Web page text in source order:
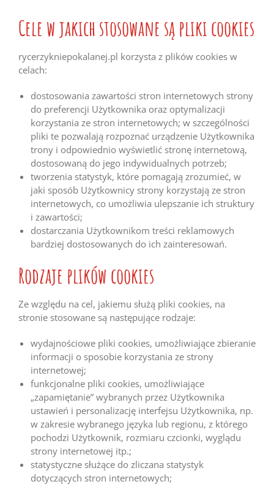
Cele w jakich stosowane są pliki cookies
rycerzykniepokalanej.pl korzysta z plików cookies w
celach:
dostosowania zawartości stron internetowych strony
do preferencji Użytkownika oraz optymalizacji
korzystania ze stron internetowych; w szczególności
pliki te pozwalają rozpoznać urządzenie Użytkownika
trony i odpowiednio wyświetlić stronę internetową,
dostosowaną do jego indywidualnych potrzeb;
tworzenia statystyk, które pomagają zrozumieć, w
jaki sposób Użytkownicy strony korzystają ze stron
internetowych, co umożliwia ulepszanie ich struktury
i zawartości;
dostarczania Użytkownikom treści reklamowych
bardziej dostosowanych do ich zainteresowań.
Rodzaje plików cookies
Ze względu na cel, jakiemu służą pliki cookies, na
stronie stosowane są następujące rodzaje:
wydajnościowe pliki cookies, umożliwiające zbieranie
informacji o sposobie korzystania ze strony
internetowej;
funkcjonalne pliki cookies, umożliwiające
„zapamiętanie” wybranych przez Użytkownika
ustawień i personalizację interfejsu Użytkownika, np.
w zakresie wybranego języka lub regionu, z którego
pochodzi Użytkownik, rozmiaru czcionki, wyglądu
strony internetowej itp.;
statystyczne służące do zliczana statystyk
dotyczących stron internetowych;